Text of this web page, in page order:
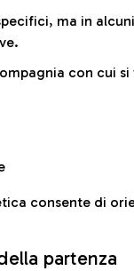
ma in
con cui
consente di
partenza